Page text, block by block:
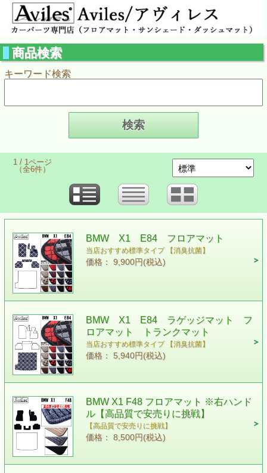
商品検索
キーワード検索
1 / 1ページ
（全6件）
BMW X1 E84 フロアマット
当店おすすめ標準タイプ 【消臭抗菌】
価格： 9,900円(税込)
BMW X1 E84 ラゲッジマット フ
ロアマット トランクマット
当店おすすめ標準タイプ 【消臭抗菌】
価格： 5,940円(税込)
BMW X1 F48 フロアマット ※右ハンド
ル【高品質で安売りに挑戦】
【高品質で安売りに挑戦】
価格： 8,500円(税込)